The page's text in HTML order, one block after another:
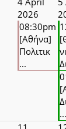
2026
08:30pm
[Αθήνα]
Πολιτικ
...
...